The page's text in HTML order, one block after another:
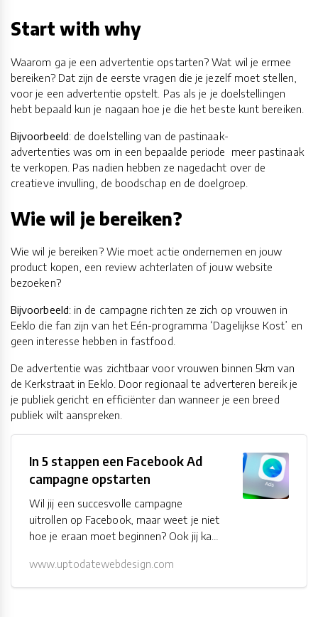
Start with why
Waarom ga je een advertentie opstarten? Wat wil je ermee
bereiken? Dat zijn de eerste vragen die je jezelf moet stellen,
voor je een advertentie opstelt. Pas als je je doelstellingen
hebt bepaald kun je nagaan hoe je die het beste kunt bereiken.
Bijvoorbeeld: de doelstelling van de pastinaak-
advertenties was om in een bepaalde periode meer pastinaak
te verkopen. Pas nadien hebben ze nagedacht over de
creatieve invulling, de boodschap en de doelgroep.
Wie wil je bereiken?
Wie wil je bereiken? Wie moet actie ondernemen en jouw
product kopen, een review achterlaten of jouw website
bezoeken?
Bijvoorbeeld: in de campagne richten ze zich op vrouwen in
Eeklo die fan zijn van het Eén-programma ‘Dagelijkse Kost’ en
geen interesse hebben in fastfood.
De advertentie was zichtbaar voor vrouwen binnen 5km van
de Kerkstraat in Eeklo. Door regionaal te adverteren bereik je
je publiek gericht en efficiënter dan wanneer je een breed
publiek wilt aanspreken.
In 5 stappen een Facebook Ad
campagne opstarten
Wil jij een succesvolle campagne
uitrollen op Facebook, maar weet je niet
hoe je eraan moet beginnen? Ook jij kan
Facebook. In deze 5 eenvoudige stappen
maak jij al jouw advertentiedromen
www.uptodatewebdesign.com